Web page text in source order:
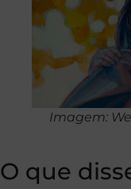
Imagem:
O que